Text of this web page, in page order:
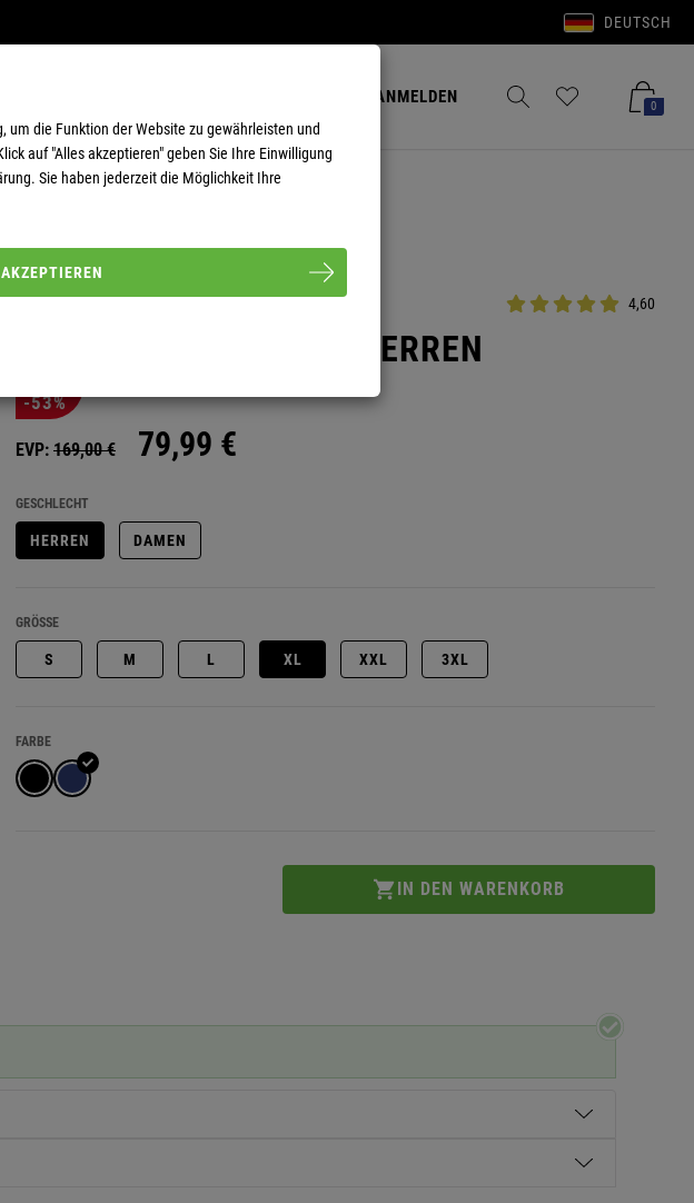
DEUTSCH
AnmeldenANMELDEN Merkzettel aufklappenWarenkorb
0
Artikel-Nummer: 20000146 4,60
WINTERJACKE TERRY HERREN
-53%
EVP: 169,00 € 79,99 €
GESCHLECHT
HERREN DAMEN
GRÖSSE
S M L XL XXL 3XL
FARBE
die Funktion der Website zu gewährleisten und
auf "Alles akzeptieren" geben Sie Ihre Einwilligung
Sie haben jederzeit die Möglichkeit Ihre